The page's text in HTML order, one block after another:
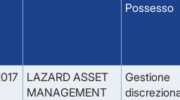
Possesso
LAZARD ASSET
MANAGEMENT
Gestione